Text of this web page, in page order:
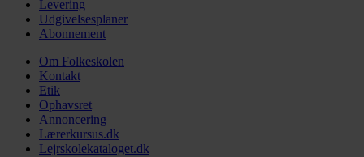
Levering
Udgivelsesplaner
Abonnement
Om Folkeskolen
Kontakt
Etik
Ophavsret
Annoncering
Lærerkursus.dk
Lejrskolekataloget.dk